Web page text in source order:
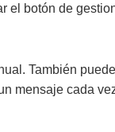
botón de
También
mensaje cada